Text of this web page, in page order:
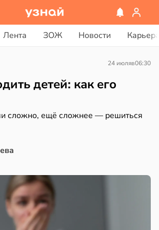
Лента ЗОЖ Новости
24 июляв06:30
детей: как его
сложно, ещё сложнее — решиться